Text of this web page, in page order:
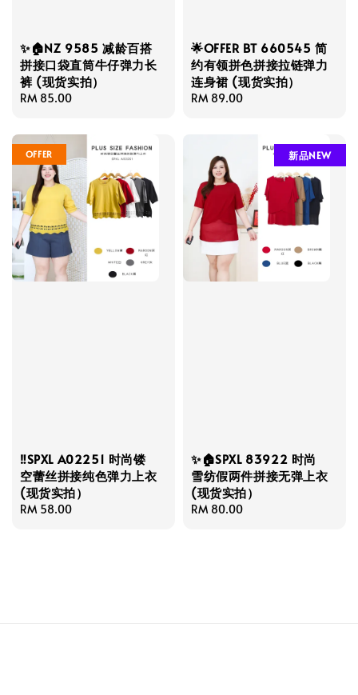
✨🏠NZ 9585 减龄百搭
拼接口袋直筒牛仔弹力长
裤 (现货实拍）
Regular
RM 85.00
🌟OFFER BT 660545 简
约有领拼色拼接拉链弹力
连身裙 (现货实拍）
Regular
RM 89.00
OFFER
‼️SPXL A02251 时尚镂
空蕾丝拼接纯色弹力上衣
(现货实拍）
Regular
RM 58.00
新品NEW
✨🏠SPXL 83922 时尚
雪纺假两件拼接无弹上衣
(现货实拍）
Regular
RM 80.00